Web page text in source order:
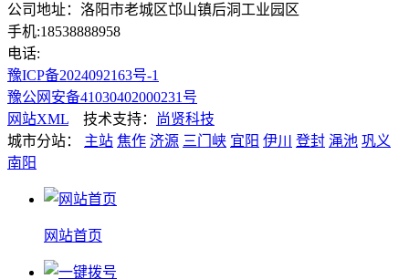
公司地址：洛阳市老城区邙山镇后洞工业园区
手机:18538888958
电话:
豫ICP备2024092163号-1
豫公网安备41030402000231号
网站XML 技术支持：
尚贤科技
城市分站：
主站 焦作 济源 三门峡 宜阳 伊川 登封 渑池 巩义
南阳
网站首页